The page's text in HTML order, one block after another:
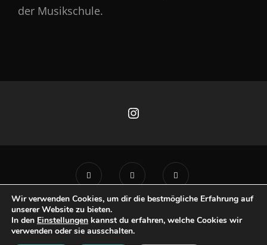
der Musikschule.
Instagram
Copyright © 2026Musikschule Haar E.V.
Münchener Str. 3 - 85540
Wir verwenden Cookies, um dir die bestmögliche Erfahrung auf
unserer Website zu bieten.
In den Einstellungen kannst du erfahren, welche Cookies wir
verwenden oder sie ausschalten.